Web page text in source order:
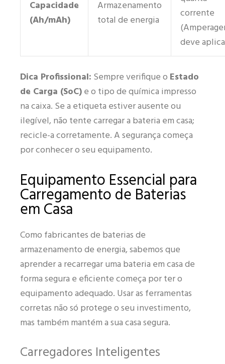
Capacidade
(Ah/mAh)
Armazenamento
total de energia
corrente
deve
Dica Profissional: Sempre verifique o Estado
de Carga (SoC)e o tipo de química impresso
na caixa. Se a etiqueta estiver ausente ou
ilegível, não tente carregar a bateria em casa;
recicle-a corretamente. A segurança começa
por conhecer o seu equipamento.
Equipamento Essencial para
Carregamento de Baterias
em Casa
Como fabricantes de baterias de
armazenamento de energia, sabemos que
aprender a recarregar uma bateria em casa de
forma segura e eficiente começa por ter o
equipamento adequado. Usar as ferramentas
corretas não só protege o seu investimento,
mas também mantém a sua casa segura.
Carregadores Inteligentes